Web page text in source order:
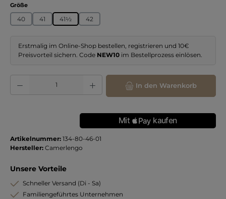
Größeauswählen
40 41 41½ 42
Erstmalig im Online-Shop bestellen, registrieren und 10€
Preisvorteil sichern. Code NEW10 im Bestellprozess einlösen.
Produkt Anzahl: Gib den gewünschten Wert ein oder benutze die
In den Warenkorb
Artikelnummer: 134-80-46-01
Hersteller: Camerlengo
Unsere Vorteile
Schneller Versand (Di - Sa)
Familiengeführtes Unternehmen